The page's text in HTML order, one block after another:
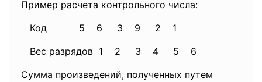
Пример расчета контрольного числа:
Код 5 6 3 9 2 1
Вес разрядов 1 2 3 4 5 6
Сумма произведений, полученных путем